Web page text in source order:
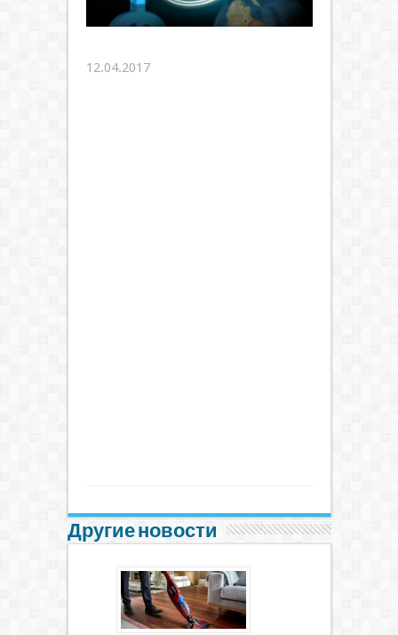
12.04.2017
Другие новости